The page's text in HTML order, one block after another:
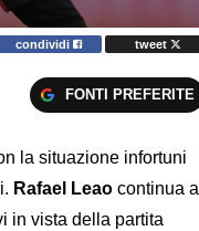
condividi tweet
FONTI PREFERITE
la situazione infortuni
Rafael Leao continua a
in vista della partita